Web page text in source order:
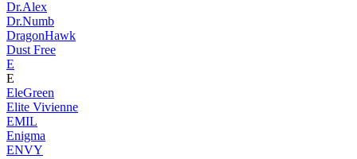
Dr.Alex
Dr.Numb
DragonHawk
Dust Free
E
E
EleGreen
Elite Vivienne
EMIL
Enigma
ENVY